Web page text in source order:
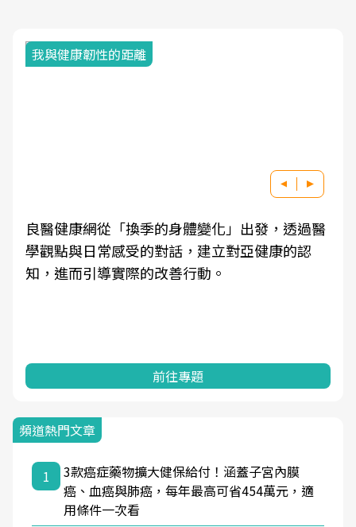
我與健康韌性的距離
良醫健康網從「換季的身體變化」出發，透過醫
學觀點與日常感受的對話，建立對亞健康的認
知，進而引導實際的改善行動。
前往專題
頻道熱門文章
1
3款癌症藥物擴大健保給付！涵蓋子宮內膜
癌、血癌與肺癌，每年最高可省454萬元，適
用條件一次看